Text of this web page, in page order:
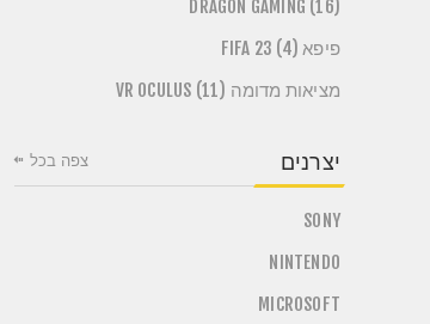
DRAGON GAMING (16)
פיפא FIFA 23 (4)
מציאות מדומה VR OCULUS (11)
יצרנים
SONY
NINTENDO
MICROSOFT
צפה בכל